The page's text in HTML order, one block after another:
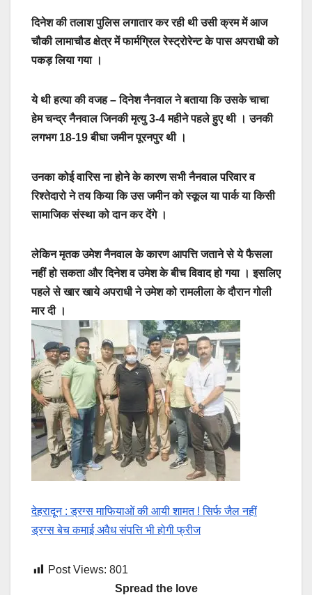
दिनेश की तलाश पुलिस लगातार कर रही थी उसी क्रम में आज
चौकी लामाचौड क्षेत्र में फार्मग्रिल रेस्ट्रोरेन्ट के पास अपराधी को
पकड़ लिया गया ।
ये थी हत्या की वजह – दिनेश नैनवाल ने बताया कि उसके चाचा
हेम चन्द्र नैनवाल जिनकी मृत्यु 3-4 महीने पहले हुए थी । उनकी
लगभग 18-19 बीघा जमीन पूरनपुर थी ।
उनका कोई वारिस ना होने के कारण सभी नैनवाल परिवार व
रिश्तेदारो ने तय किया कि उस जमीन को स्कूल या पार्क या किसी
सामाजिक संस्था को दान कर देंगे ।
लेकिन मृतक उमेश नैनवाल के कारण आपत्ति जताने से ये फैसला
नहीं हो सकता और दिनेश व उमेश के बीच विवाद हो गया । इसलिए
पहले से खार खाये अपराधी ने उमेश को रामलीला के दौरान गोली
मार दी ।
देहरादून : ड्रग्स माफियाओं की आयी शामत ! सिर्फ जैल नहीं
ड्रग्स बेच कमाई अवैध संपत्ति भी होगी फ्रीज
Post Views: 801
Spread the love